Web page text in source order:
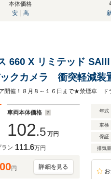
本体価格
安
高
660 X リミテッド
クカメラ 衝突軽減
ト オートエアコン
開催！８月８～１６日まで★禁煙車
車両本体価格
102.5 万円
ラン 111.6万円
円 詳細を見る
年式
車検
保証
排気量